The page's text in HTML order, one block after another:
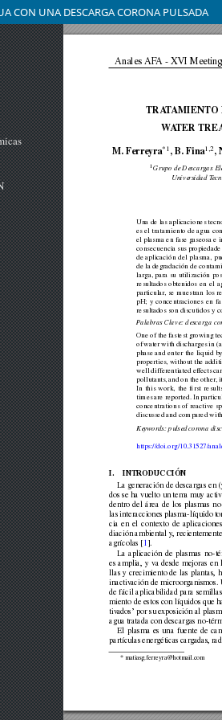
CON UNA DESCARGA CORONA PULSADA